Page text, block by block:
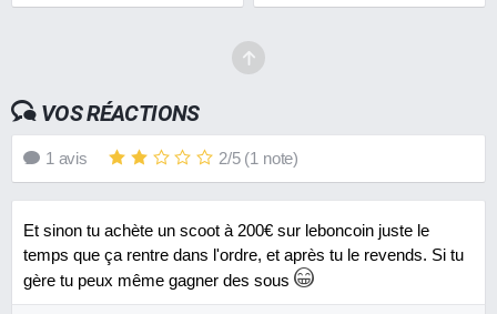
VOS RÉACTIONS
1 avis 2/5(1 note)
Et sinon tu achète un scoot à 200€ sur leboncoin juste le
temps que ça rentre dans l'ordre, et après tu le revends. Si tu
gère tu peux même gagner des sous